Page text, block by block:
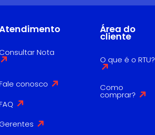
Consultar Nota
conosco
Gerentes
Área do
cliente
O que é o RTU?
Como
comprar?